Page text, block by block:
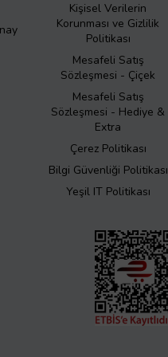
Kişisel Verilerin
Korunması ve Gizlilik
Politikası
Mesafeli Satış
Sözleşmesi - Çiçek
Mesafeli Satış
Sözleşmesi - Hediye &
Extra
Çerez Politikası
Bilgi Güvenliği Politikası
Yeşil IT Politikası